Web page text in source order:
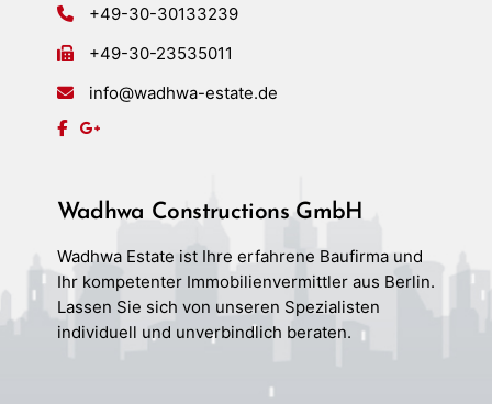
+49-30-30133239
+49-30-23535011
info@wadhwa-estate.de
Wadhwa Constructions GmbH
Wadhwa Estate ist Ihre erfahrene Baufirma und
Ihr kompetenter Immobilienvermittler aus Berlin.
Lassen Sie sich von unseren Spezialisten
individuell und unverbindlich beraten.